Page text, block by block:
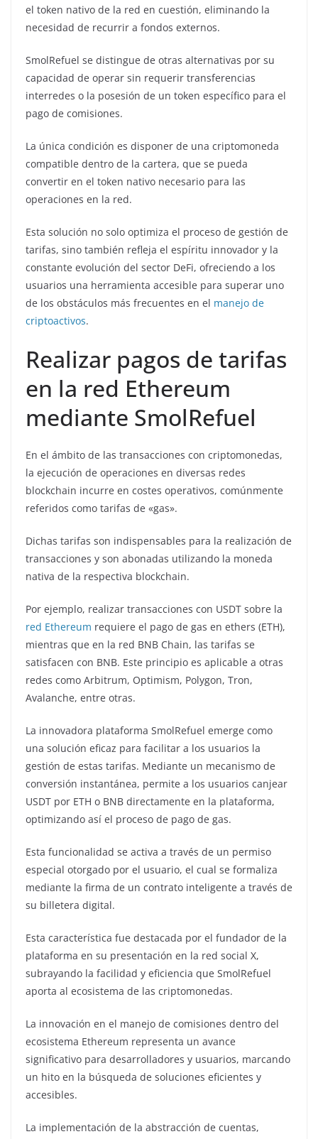
el token nativo de la red en cuestión, eliminando la
necesidad de recurrir a fondos externos.
SmolRefuel se distingue de otras alternativas por su
capacidad de operar sin requerir transferencias
interredes o la posesión de un token específico para el
pago de comisiones.
La única condición es disponer de una criptomoneda
compatible dentro de la cartera, que se pueda
convertir en el token nativo necesario para las
operaciones en la red.
Esta solución no solo optimiza el proceso de gestión de
tarifas, sino también refleja el espíritu innovador y la
constante evolución del sector DeFi, ofreciendo a los
usuarios una herramienta accesible para superar uno
de los obstáculos más frecuentes en el manejo de
criptoactivos.
Realizar pagos de tarifas
en la red Ethereum
mediante SmolRefuel
En el ámbito de las transacciones con criptomonedas,
la ejecución de operaciones en diversas redes
blockchain incurre en costes operativos, comúnmente
referidos como tarifas de «gas».
Dichas tarifas son indispensables para la realización de
transacciones y son abonadas utilizando la moneda
nativa de la respectiva blockchain.
Por ejemplo, realizar transacciones con USDT sobre la
red Ethereum requiere el pago de gas en ethers (ETH),
mientras que en la red BNB Chain, las tarifas se
satisfacen con BNB. Este principio es aplicable a otras
redes como Arbitrum, Optimism, Polygon, Tron,
Avalanche, entre otras.
La innovadora plataforma SmolRefuel emerge como
una solución eficaz para facilitar a los usuarios la
gestión de estas tarifas. Mediante un mecanismo de
conversión instantánea, permite a los usuarios canjear
USDT por ETH o BNB directamente en la plataforma,
optimizando así el proceso de pago de gas.
Esta funcionalidad se activa a través de un permiso
especial otorgado por el usuario, el cual se formaliza
mediante la firma de un contrato inteligente a través de
su billetera digital.
Esta característica fue destacada por el fundador de la
plataforma en su presentación en la red social X,
subrayando la facilidad y eficiencia que SmolRefuel
aporta al ecosistema de las criptomonedas.
La innovación en el manejo de comisiones dentro del
ecosistema Ethereum representa un avance
significativo para desarrolladores y usuarios, marcando
un hito en la búsqueda de soluciones eficientes y
accesibles.
La implementación de la abstracción de cuentas,